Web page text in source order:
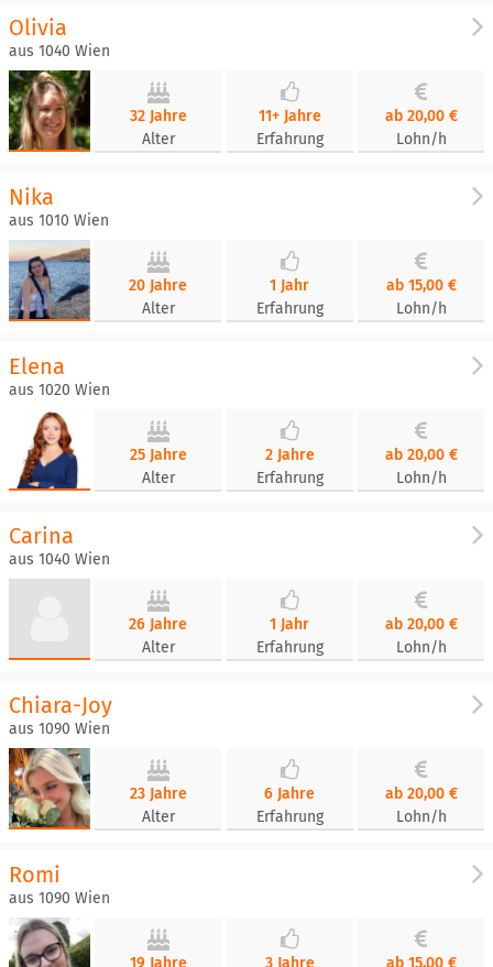
Olivia
aus 1040 Wien
32 Jahre
Alter
11+ Jahre
Erfahrung
ab 20,00 €
Lohn/h
Nika
aus 1010 Wien
20 Jahre
Alter
1 Jahr
Erfahrung
ab 15,00 €
Lohn/h
Elena
aus 1020 Wien
25 Jahre
Alter
2 Jahre
Erfahrung
ab 20,00 €
Lohn/h
Carina
aus 1040 Wien
26 Jahre
Alter
1 Jahr
Erfahrung
ab 20,00 €
Lohn/h
Chiara-Joy
aus 1090 Wien
23 Jahre
Alter
6 Jahre
Erfahrung
ab 20,00 €
Lohn/h
Romi
aus 1090 Wien
19 Jahre
3 Jahre
ab 15,00 €